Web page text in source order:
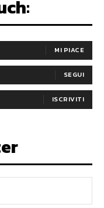
MI PIACE
SEGUI
ISCRIVITI